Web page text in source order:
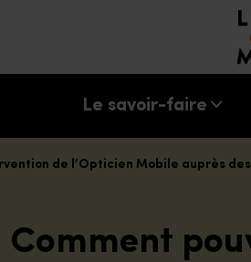
Le savoir-faire
de l’Opticien Mobile auprès des
Comment